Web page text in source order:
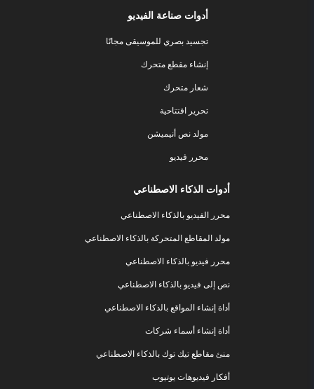
أدوات صناعة الفيديو
تجسيد بصري للموسيقى مجانًا
إنشاء مقطع متحرك
شعار متحرك
تحرير افتتاحية
مولد نص أنيميشن
محرر فيديو
أدوات الذكاء الاصطناعي
محرر الفيديو بالذكاء الاصطناعي
مولد المقاطع المتحركة بالذكاء الاصطناعي
محرر فيديو بالذكاء الاصطناعي
نص إلى فيديو بالذكاء الاصطناعي
أداة إنشاء المواقع بالذكاء الاصطناعي
أداة إنشاء أسماء شركات
منئ مقاطع تيك توك بالذكاء الاصطناعي
أفكار فيديوهات يوتيوب